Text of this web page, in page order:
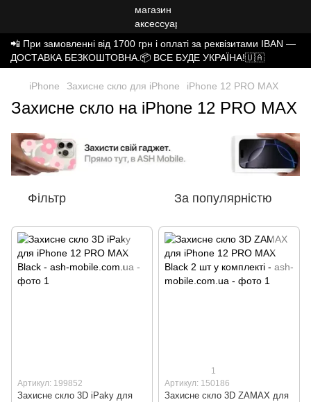
📲 При замовленні від 1700 грн і оплаті за реквізитами IBAN —
ДОСТАВКА БЕЗКОШТОВНА.📦 ВСЕ БУДЕ УКРАЇНА!🇺🇦
iPhone Захисне скло для iPhone iPhone 12 PRO MAX
Захисне скло на iPhone 12 PRO MAX
Фільтр За популярністю
Артикул: 199852
Захисне скло 3D iPaky для
1
Артикул: 150186
Захисне скло 3D ZAMAX для